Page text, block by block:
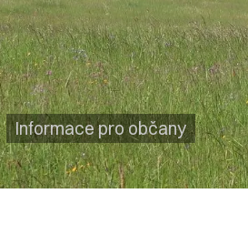
Informace pro občany